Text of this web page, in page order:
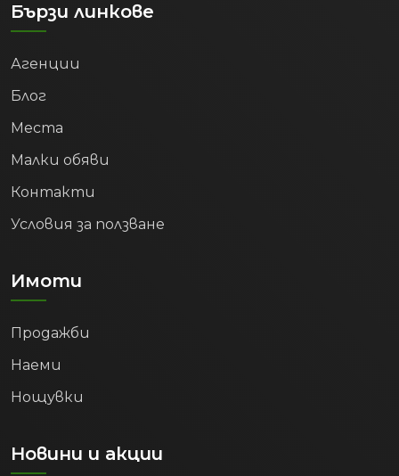
Бързи линкове
Агенции
Блог
Места
Малки обяви
Контакти
Условия за ползване
Имоти
Продажби
Наеми
Нощувки
Новини и акции